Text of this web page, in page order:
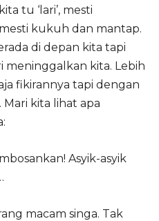
tu ‘lari’, mesti
kukuh dan mantap.
di depan kita tapi
meninggalkan kita. Lebih
fikirannya tapi dengan
Mari kita lihat apa
Asyik-asyik
macam singa. Tak